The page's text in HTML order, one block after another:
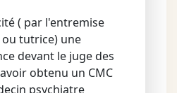
( par l'entremise
tutrice) une
devant le juge des
obtenu un CMC
psychiatre